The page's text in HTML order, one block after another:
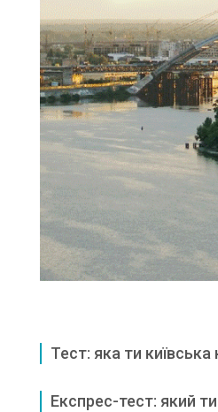
Тест: яка ти київська
Експрес-тест: який